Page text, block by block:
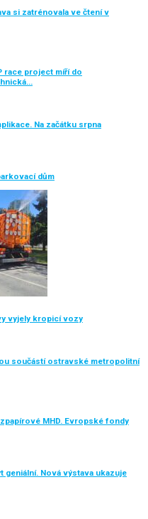
si zatrénovala ve čtení v
race project míří do
Na začátku srpna
dům
vyjely kropicí vozy
součástí ostravské metropolitní
MHD. Evropské fondy
geniální. Nová výstava ukazuje